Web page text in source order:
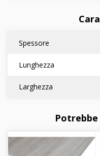
Spessore
Lunghezza
Larghezza